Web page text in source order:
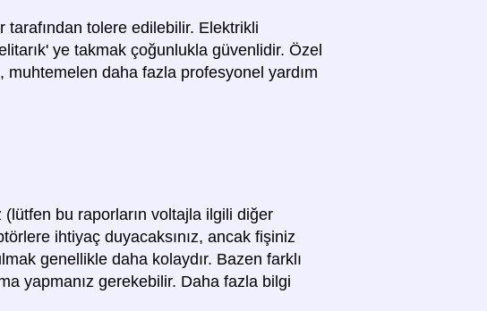
tolere edilebilir. Elektrikli
ye takmak çoğunlukla güvenlidir. Özel
daha fazla profesyonel yardım
bu raporların voltajla ilgili diğer
ihtiyaç duyacaksınız, ancak fişiniz
genellikle daha kolaydır. Bazen farklı
yapmanız gerekebilir. Daha fazla bilgi